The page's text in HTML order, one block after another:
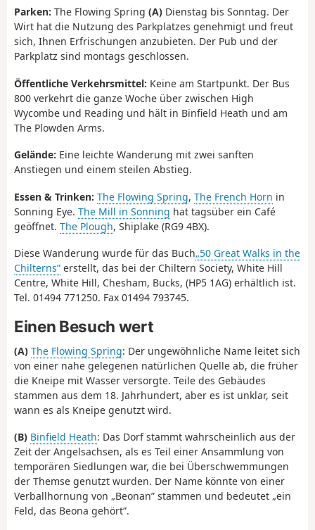
Parken: The Flowing Spring (A) Dienstag bis Sonntag. Der
Wirt hat die Nutzung des Parkplatzes genehmigt und freut
sich, Ihnen Erfrischungen anzubieten. Der Pub und der
Parkplatz sind montags geschlossen.
Öffentliche Verkehrsmittel: Keine am Startpunkt. Der Bus
800 verkehrt die ganze Woche über zwischen High
Wycombe und Reading und hält in Binfield Heath und am
The Plowden Arms.
Gelände: Eine leichte Wanderung mit zwei sanften
Anstiegen und einem steilen Abstieg.
Essen & Trinken: The Flowing Spring, The French Horn in
Sonning Eye. The Mill in Sonning hat tagsüber ein Café
geöffnet. The Plough, Shiplake (RG9 4BX).
Diese Wanderung wurde für das Buch„50 Great Walks in the
Chilterns” erstellt, das bei der Chiltern Society, White Hill
Centre, White Hill, Chesham, Bucks, (HP5 1AG) erhältlich ist.
Tel. 01494 771250. Fax 01494 793745.
Einen Besuch wert
(A) The Flowing Spring: Der ungewöhnliche Name leitet sich
von einer nahe gelegenen natürlichen Quelle ab, die früher
die Kneipe mit Wasser versorgte. Teile des Gebäudes
stammen aus dem 18. Jahrhundert, aber es ist unklar, seit
wann es als Kneipe genutzt wird.
(B) Binfield Heath: Das Dorf stammt wahrscheinlich aus der
Zeit der Angelsachsen, als es Teil einer Ansammlung von
temporären Siedlungen war, die bei Überschwemmungen
der Themse genutzt wurden. Der Name könnte von einer
Verballhornung von „Beonan” stammen und bedeutet „ein
Feld, das Beona gehört”.